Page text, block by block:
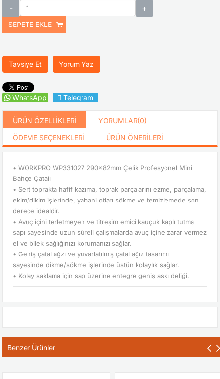
Tavsiye Et Yorum Yaz
WhatsApp Telegram
ÜRÜN ÖZELLIKLERI YORUMLAR(0)
ÖDEME SEÇENEKLERI ÜRÜN ÖNERILERI
• WORKPRO WP331027 290x82mm Çelik Profesyonel Mini
Bahçe Çatalı
• Sert toprakta hafif kazıma, toprak parçalarını ezme, parçalama,
ekim/dikim işlerinde, yabani otları sökme ve temizlemede son
derece idealdir.
• Avuç içini terletmeyen ve titreşim emici kauçuk kaplı tutma
sapı sayesinde uzun süreli çalışmalarda avuç içine zarar vermez
el ve bilek sağlığınızı korumanızı sağlar.
• Geniş çatal ağzı ve yuvarlatılmış çatal ağız tasarımı
sayesinde dikme/sökme işlerinde üstün kolaylık sağlar.
• Kolay saklama için sap üzerine entegre geniş askı deliği.
Benzer Ürünler